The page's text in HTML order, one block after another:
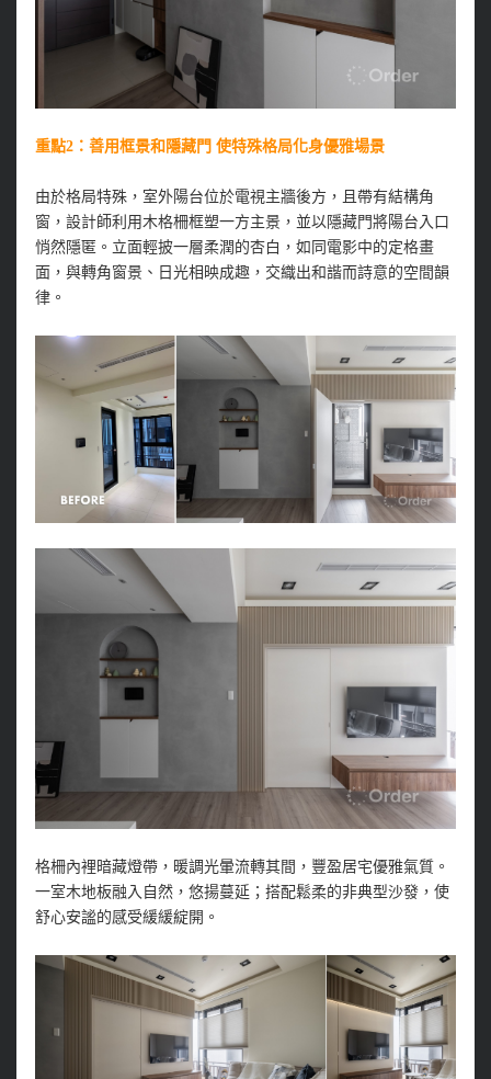
重點2：善用框景和隱藏門 使特殊格局化身優雅場景
由於格局特殊，室外陽台位於電視主牆後方，且帶有結構角
窗，設計師利用木格柵框塑一方主景，並以隱藏門將陽台入口
悄然隱匿。立面輕披一層柔潤的杏白，如同電影中的定格畫
面，與轉角窗景、日光相映成趣，交織出和諧而詩意的空間韻
律。
格柵內裡暗藏燈帶，暖調光暈流轉其間，豐盈居宅優雅氣質。
一室木地板融入自然，悠揚蔓延；搭配鬆柔的非典型沙發，使
舒心安謐的感受緩緩綻開。